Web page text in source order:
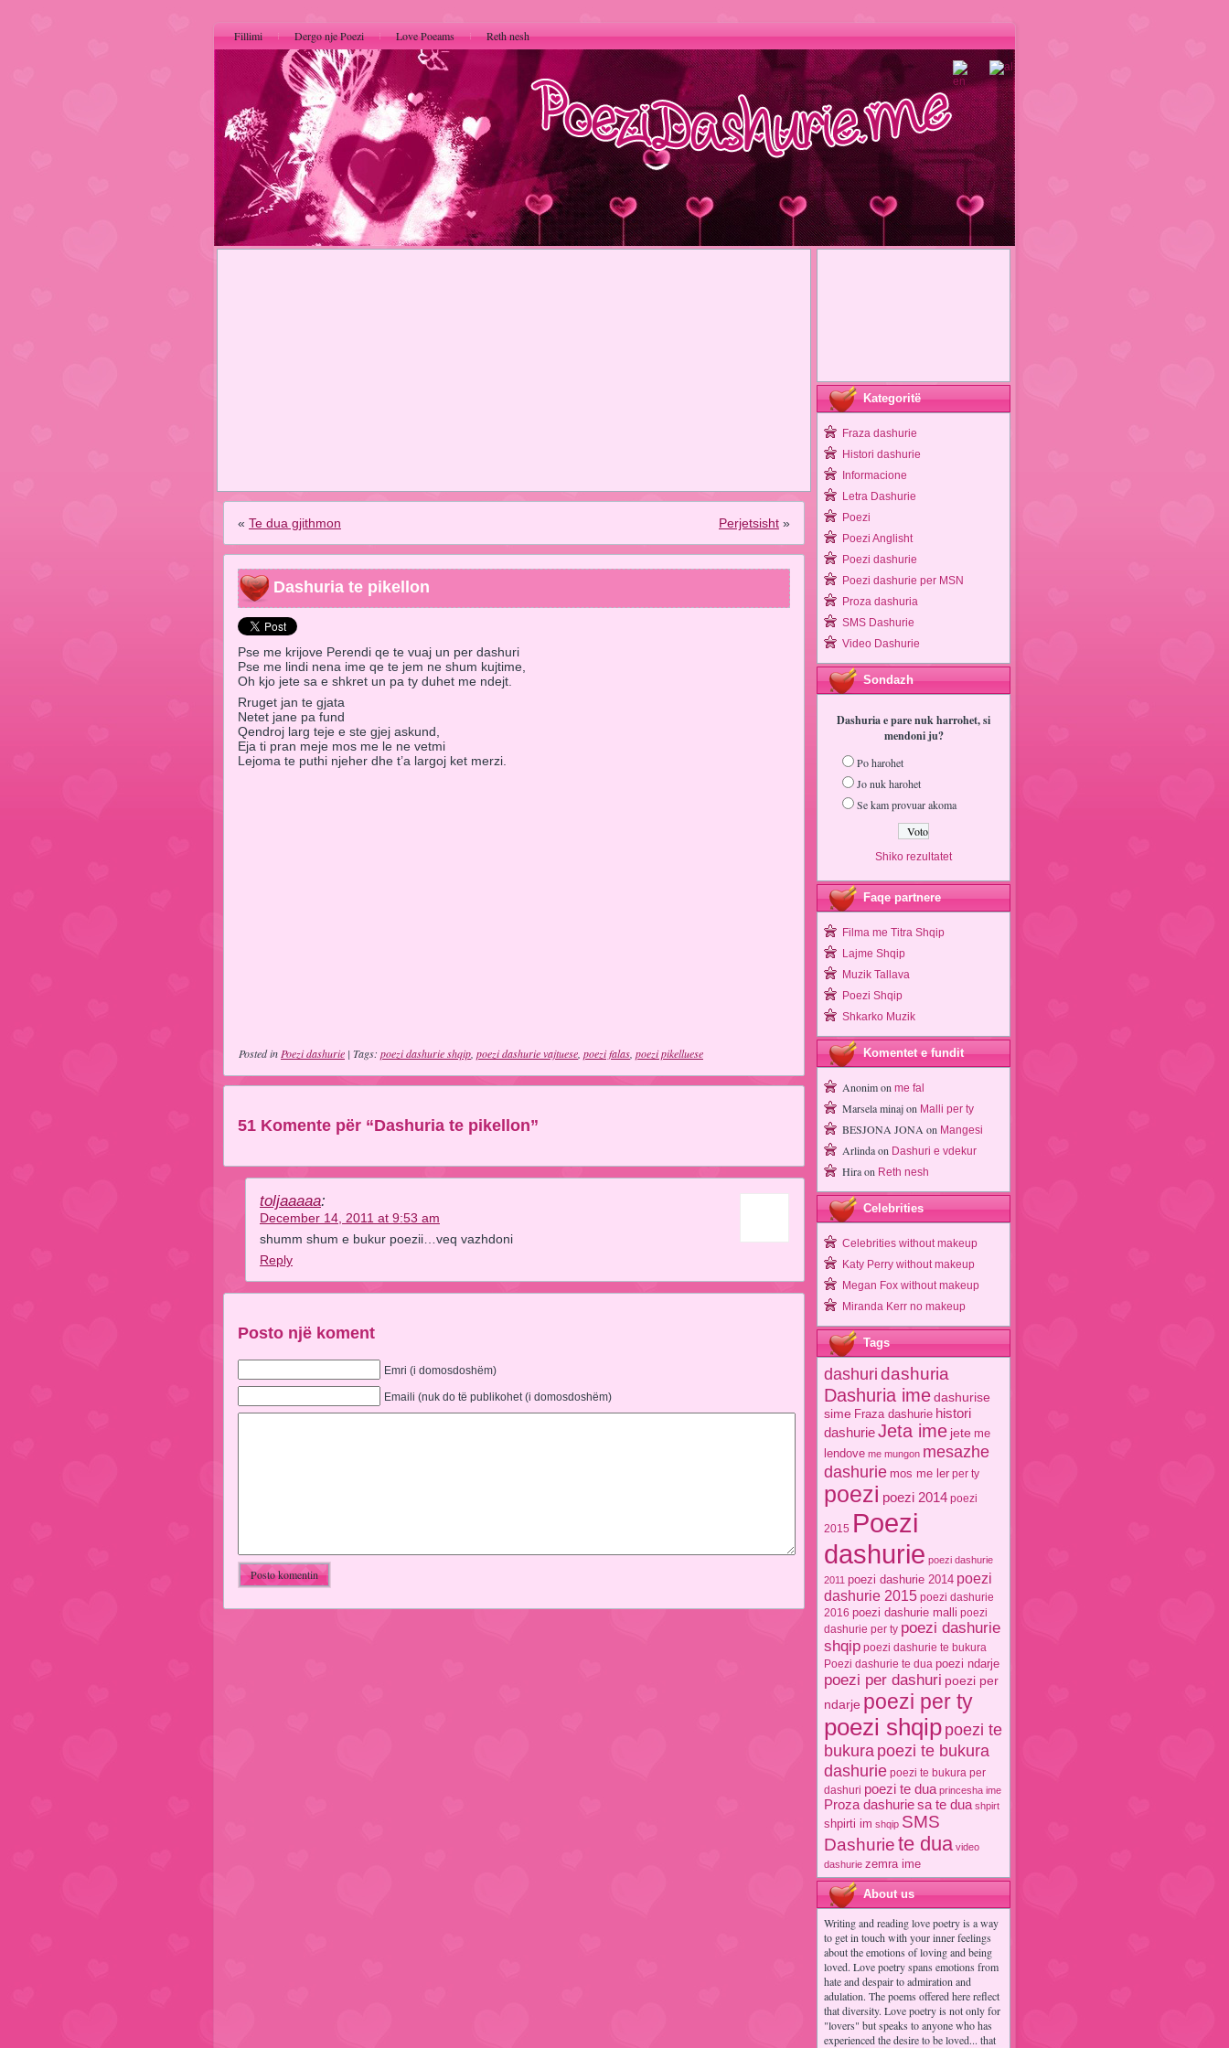
Fillimi Dergo nje Poezi Love Poeams Reth nesh
« Te dua gjithmon Perjetsisht »
Dashuria te pikellon
Pse me krijove Perendi qe te vuaj un per dashuri
Pse me lindi nena ime qe te jem ne shum kujtime,
Oh kjo jete sa e shkret un pa ty duhet me ndejt.
Rruget jan te gjata
Netet jane pa fund
Qendroj larg teje e ste gjej askund,
Eja ti pran meje mos me le ne vetmi
Lejoma te puthi njeher dhe t’a largoj ket merzi.
Posted in Poezi dashurie | Tags: poezi dashurie shqip poezi dashurie vajtuese poezi falas poezi pikelluese
51 Komente për “Dashuria te pikellon”
toljaaaaa:
December 14, 2011 at 9:53 am
shumm shum e bukur poezii…veq vazhdoni
Reply
Posto një koment
Emri (i domosdoshëm)
Emaili (nuk do të publikohet (i domosdoshëm)
Kategoritë
Fraza dashurie
Histori dashurie
Informacione
Letra Dashurie
Poezi
Poezi Anglisht
Poezi dashurie
Poezi dashurie per MSN
Proza dashuria
SMS Dashurie
Video Dashurie
Sondazh
Dashuria e pare nuk harrohet, si
mendoni ju?
Po harohet
Jo nuk harohet
Se kam provuar akoma
Shiko rezultatet
Faqe partnere
Filma me Titra Shqip
Lajme Shqip
Muzik Tallava
Poezi Shqip
Shkarko Muzik
Komentet e fundit
Anonimon me fal
Marsela minajon Malli per ty
BESJONA JONA on Mangesi
Arlindaon Dashuri e vdekur
Hiraon Reth nesh
Celebrities
Celebrities without makeup
Katy Perry without makeup
Megan Fox without makeup
Miranda Kerr no makeup
Tags
dashuridashuria
Dashuria imedashurise
sime Fraza dashurie histori
dashurieJeta ime jete me
lendove me mungon mesazhe
dashurie mos me ler per ty
poezi poezi 2014 poezi
2015 Poezi
dashurie poezi dashurie
2011 poezi dashurie 2014 poezi
dashurie 2015 poezi dashurie
2016 poezi dashurie malli poezi
dashurie per ty poezi dashurie
shqip poezi dashurie te bukura
Poezi dashurie te dua poezi ndarje
poezi per dashuri poezi per
ndarje poezi per ty
poezi shqip poezi te
bukura poezi te bukura
dashurie poezi te bukura per
dashuri poezi te dua princesha ime
Proza dashuriesa te dua shpirt
shpirti im shqip SMS
Dashuriete dua video
dashurie zemra ime
About us
Writing and reading love poetry is a way
to get in touch with your inner feelings
about the emotions of loving and being
loved. Love poetry spans emotions from
hate and despair to admiration and
adulation. The poems offered here reflect
that diversity. Love poetry is not only for
"lovers" but speaks to anyone who has
experienced the desire to be loved... that